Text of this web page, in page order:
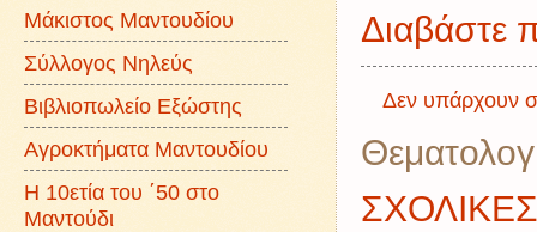
Διαβάστε
Δεν υπάρχουν
ΣΧΟΛΙΚΕΣ
Μάκιστος Μαντουδίου
Σύλλογος Νηλεύς
Βιβλιοπωλείο Εξώστης
Αγροκτήματα Μαντουδίου
Η 10ετία του ΄50 στο
Μαντούδι